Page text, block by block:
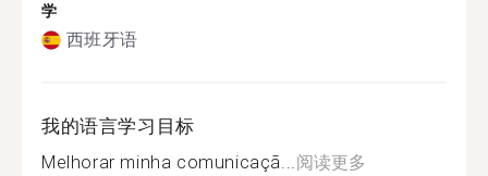
学
西班牙语
我的语言学习目标
Melhorar minha comunicaçã...阅读更多